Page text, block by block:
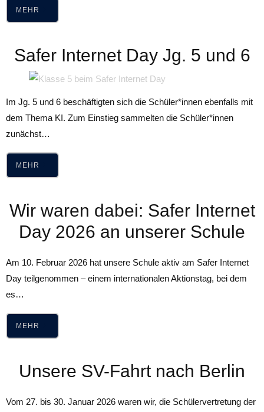
MEHR
Safer Internet Day Jg. 5 und 6
Im Jg. 5 und 6 beschäftigten sich die Schüler*innen ebenfalls mit
dem Thema KI. Zum Einstieg sammelten die Schüler*innen
zunächst…
MEHR
Wir waren dabei: Safer Internet
Day 2026 an unserer Schule
Am 10. Februar 2026 hat unsere Schule aktiv am Safer Internet
Day teilgenommen – einem internationalen Aktionstag, bei dem
es…
MEHR
Unsere SV-Fahrt nach Berlin
Vom 27. bis 30. Januar 2026 waren wir, die Schülervertretung der